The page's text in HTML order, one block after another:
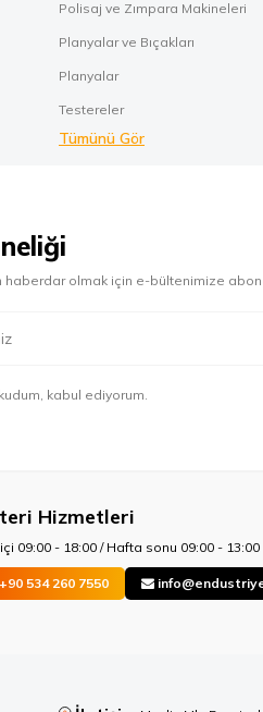
Polisaj ve Zımpara Makineleri
Planyalar ve Bıçakları
Planyalar
Testereler
Tümünü Gör
haberdar olmak için e-bültenimize
kabul ediyorum.
Hizmetleri
09:00 - 18:00 / Hafta sonu 09:00 -
+90 534 260 7550